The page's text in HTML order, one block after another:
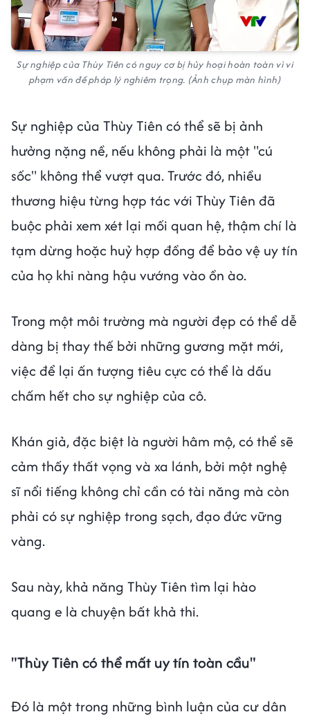
Sự nghiệp của Thùy Tiên có nguy cơ bị hủy hoại hoàn toàn vì vi
phạm vấn đề pháp lý nghiêm trọng. (Ảnh chụp màn hình)
Sự nghiệp của Thùy Tiên có thể sẽ bị ảnh
hưởng nặng nề, nếu không phải là một "cú
sốc" không thể vượt qua. Trước đó, nhiều
thương hiệu từng hợp tác với Thùy Tiên đã
buộc phải xem xét lại mối quan hệ, thậm chí là
tạm dừng hoặc huỷ hợp đồng để bảo vệ uy tín
của họ khi nàng hậu vướng vào ồn ào.
Trong một môi trường mà người đẹp có thể dễ
dàng bị thay thế bởi những gương mặt mới,
việc để lại ấn tượng tiêu cực có thể là dấu
chấm hết cho sự nghiệp của cô.
Khán giả, đặc biệt là người hâm mộ, có thể sẽ
cảm thấy thất vọng và xa lánh, bởi một nghệ
sĩ nổi tiếng không chỉ cần có tài năng mà còn
phải có sự nghiệp trong sạch, đạo đức vững
vàng.
Sau này, khả năng Thùy Tiên tìm lại hào
quang e là chuyện bất khả thi.
"Thùy Tiên có thể mất uy tín toàn cầu"
Đó là một trong những bình luận của cư dân